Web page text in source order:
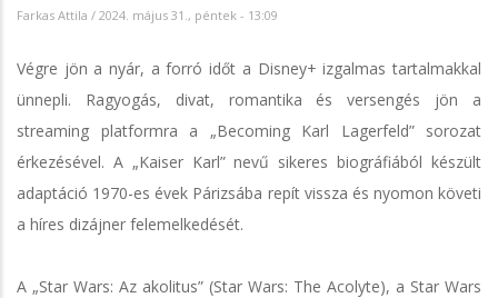
Farkas Attila / 2024. május 31., péntek - 13:09
Végre jön a nyár, a forró időt a Disney+ izgalmas tartalmakkal
ünnepli. Ragyogás, divat, romantika és versengés jön a
streaming platformra a „Becoming Karl Lagerfeld” sorozat
érkezésével. A „Kaiser Karl” nevű sikeres biográfiából készült
adaptáció 1970-es évek Párizsába repít vissza és nyomon követi
a híres dizájner felemelkedését.
A „Star Wars: Az akolitus” (Star Wars: The Acolyte), a Star Wars